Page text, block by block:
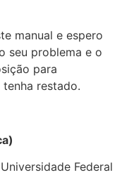
manual e espero
seu problema e o
para
restado.
Federal